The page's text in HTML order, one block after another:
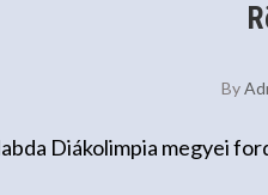
By
Diákolimpia megyei